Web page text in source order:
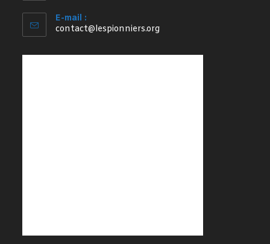
E-mail :
contact@lespionniers.orgS’ouvre